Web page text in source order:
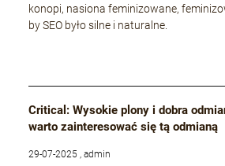
konopi, nasiona feminizowane,
by SEO było silne i naturalne.
Critical: Wysokie plony i dobra
warto zainteresować się tą odmianą
29-07-2025 , admin